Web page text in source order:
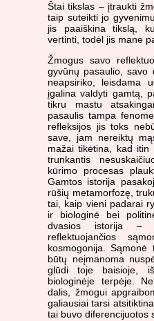
Štai tikslas – įtraukti
taip suteikti jo
jis paaiškina tikslą,
vertinti, todėl jis mane
Žmogus savo
gyvūnų pasaulio, savo
neapsiriko, leisdama
įgalina valdyti gamtą,
tikru mastu
pasaulis tampa
refleksijos jis toks
save, jam nereiktų
mažai tikėtina, kad
trunkantis
kūrimo procesas
Gamtos istorija
rūšių metamorfozę,
tai, kaip vieni padarai
ir biologinė bei
dvasios istorija –
reflektuojančios
kosmogonija.
būtų neįmanoma
glūdi toje baisioje,
biologinėje terpėje.
dalis, žmogui
galiausiai tarsi
tai buvo diferencijuotos